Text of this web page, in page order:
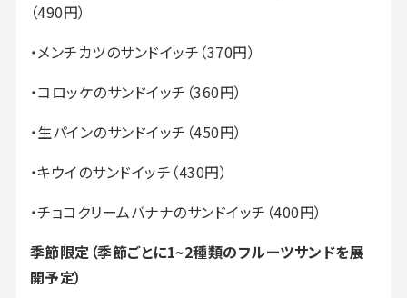
（490円）
・メンチカツのサンドイッチ（370円）
・コロッケのサンドイッチ（360円）
・生パインのサンドイッチ（450円）
・キウイのサンドイッチ（430円）
・チョコクリームバナナのサンドイッチ（400円）
季節限定（季節ごとに1~2種類のフルーツサンドを展
開予定）